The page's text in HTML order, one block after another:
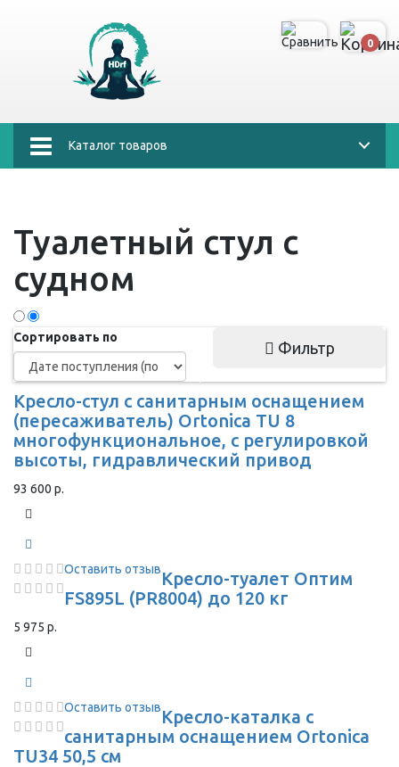
0
Каталог товаров
Туалетный стул с
судном
Сортировать по
Фильтр
Кресло-стул с санитарным оснащением
(пересаживатель) Ortonica TU 8
многофункциональное, с регулировкой
высоты, гидравлический привод
93 600 р.
Оставить отзывКресло-туалет Оптим
FS895L (PR8004) до 120 кг
5 975 р.
Оставить отзывКресло-каталка с
санитарным оснащением Ortonica
TU34 50,5 см